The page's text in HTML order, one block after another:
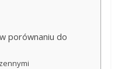
porównaniu do